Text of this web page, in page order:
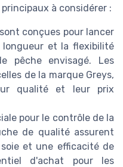
à considérer :
conçues pour lancer
longueur et la flexibilité
pêche envisagé. Les
de la marque Greys,
qualité et leur prix
pour le contrôle de la
de qualité assurent
et une efficacité de
d'achat pour les